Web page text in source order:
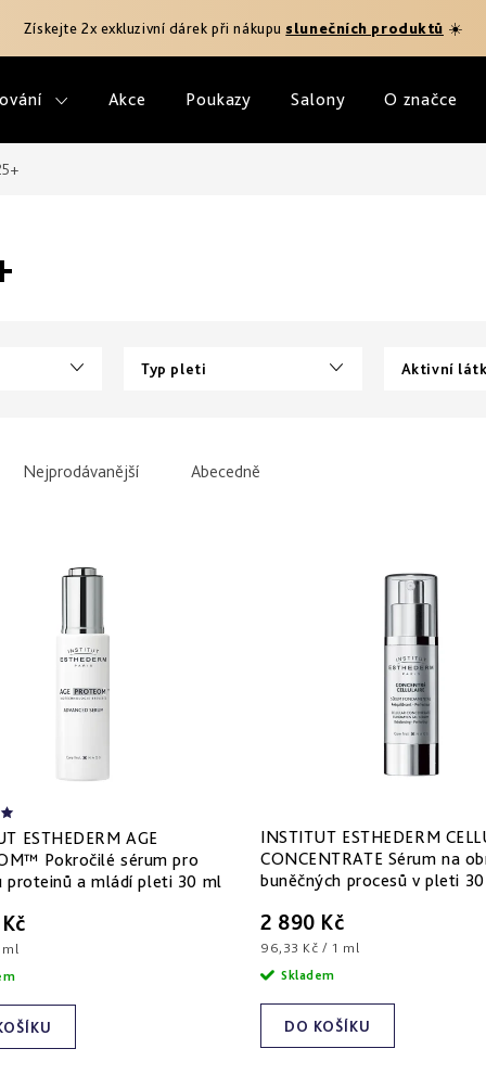
Získejte 2x exkluzivní dárek při nákupuslunečních produktů ☀️
Akce Poukazy Salony O značce
Typ pleti Aktivní
Nejprodávanější Abecedně
ESTHEDERM AGE
Pokročilé sérum pro
proteinů a mládí pleti 30 ml
ml
INSTITUT ESTHEDERM
CONCENTRATE Sérum na
buněčných procesů v pleti
2 890 Kč
Měrná
cena:
96,33 Kč / 1 ml
DO KOŠÍKU
Skladem